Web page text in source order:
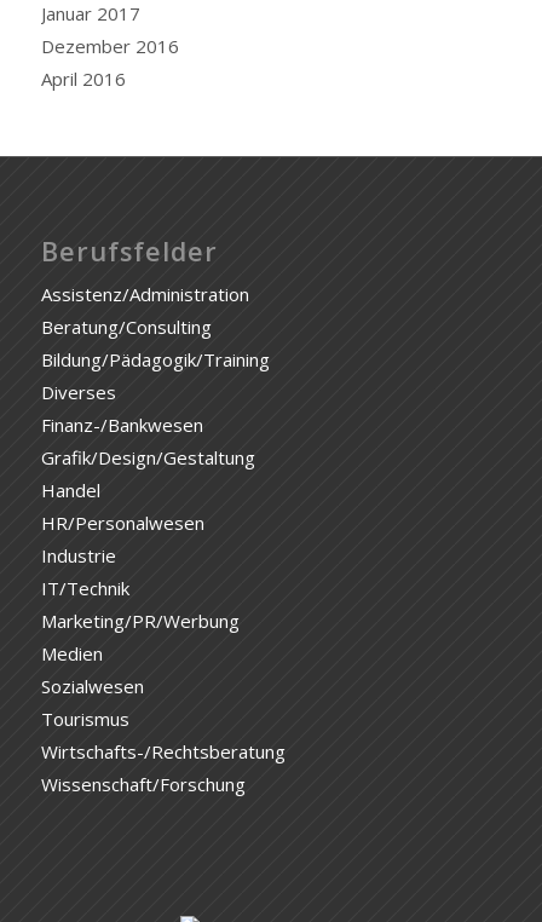
Januar 2017
Dezember 2016
April 2016
Berufsfelder
Assistenz/Administration
Beratung/Consulting
Bildung/Pädagogik/Training
Diverses
Finanz-/Bankwesen
Grafik/Design/Gestaltung
Handel
HR/Personalwesen
Industrie
IT/Technik
Marketing/PR/Werbung
Medien
Sozialwesen
Tourismus
Wirtschafts-/Rechtsberatung
Wissenschaft/Forschung